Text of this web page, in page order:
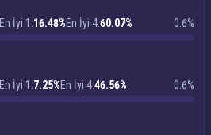
En İyi 1:16.48%En İyi 4:60.07% 0.6%
En İyi 1:7.25%En İyi 4:46.56% 0.6%